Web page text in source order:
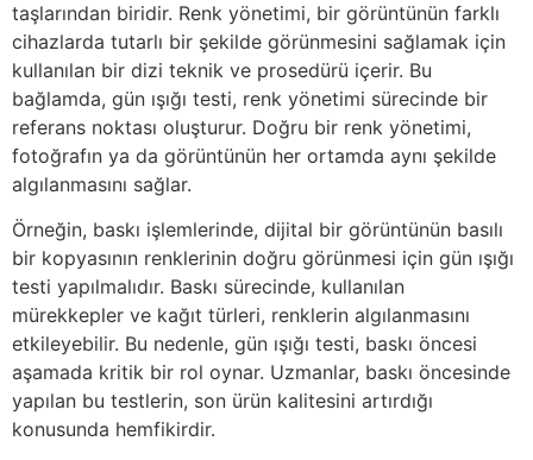
taşlarından biridir. Renk yönetimi, bir görüntünün farklı
cihazlarda tutarlı bir şekilde görünmesini sağlamak için
kullanılan bir dizi teknik ve prosedürü içerir. Bu
bağlamda, gün ışığı testi, renk yönetimi sürecinde bir
referans noktası oluşturur. Doğru bir renk yönetimi,
fotoğrafın ya da görüntünün her ortamda aynı şekilde
algılanmasını sağlar.
Örneğin, baskı işlemlerinde, dijital bir görüntünün basılı
bir kopyasının renklerinin doğru görünmesi için gün ışığı
testi yapılmalıdır. Baskı sürecinde, kullanılan
mürekkepler ve kağıt türleri, renklerin algılanmasını
etkileyebilir. Bu nedenle, gün ışığı testi, baskı öncesi
aşamada kritik bir rol oynar. Uzmanlar, baskı öncesinde
yapılan bu testlerin, son ürün kalitesini artırdığı
konusunda hemfikirdir.